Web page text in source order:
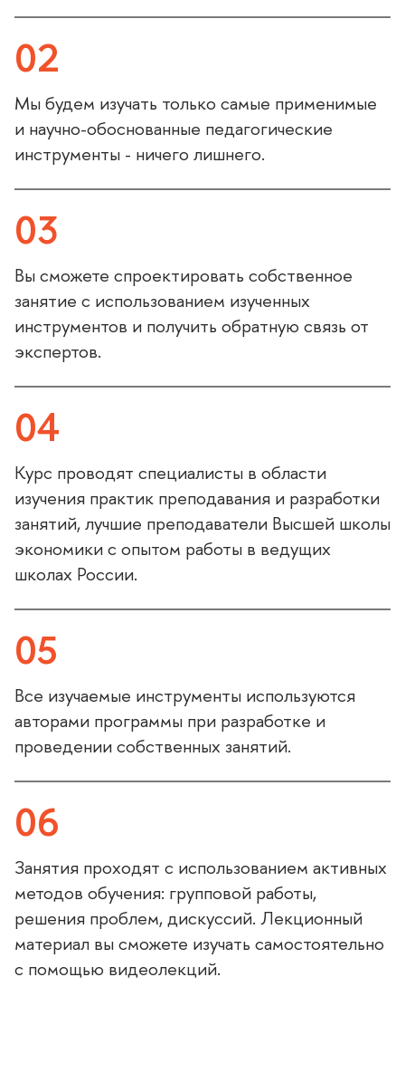
02
Мы будем изучать только самые применимые
и научно-обоснованные педагогические
инструменты - ничего лишнего.
03
ы сможете спроектировать собственное
занятие с использованием изученных
инструментов и получить обратную связь от
экспертов.
04
Курс проводят специалисты в области
изучения практик преподавания и разработки
занятий, лучшие преподаватели Высшей школы
экономики с опытом работы в ведущих
школах России.
05
се изучаемые инструменты используются
авторами программы при разработке и
проведении собственных занятий.
06
Занятия проходят с использованием активных
методов обучения: групповой работы,
решения проблем, дискуссий. Лекционный
материал вы сможете изучать самостоятельно
с помощью видеолекций.